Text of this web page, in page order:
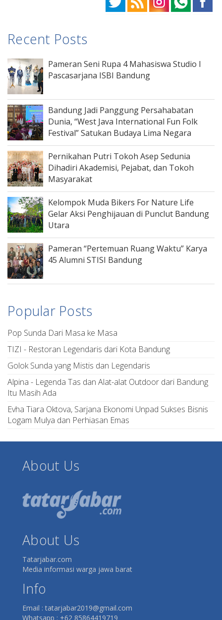
Recent Posts
Pameran Seni Rupa 4 Mahasiswa Studio I
Pascasarjana ISBI Bandung
Bandung Jadi Panggung Persahabatan
Dunia, “West Java International Fun Folk
Festival” Satukan Budaya Lima Negara
Pernikahan Putri Tokoh Asep Sedunia
Dihadiri Akademisi, Pejabat, dan Tokoh
Masyarakat
Kelompok Muda Bikers For Nature Life
Gelar Aksi Penghijauan di Punclut Bandung
Utara
Pameran “Pertemuan Ruang Waktu” Karya
45 Alumni STISI Bandung
Popular Posts
Pop Sunda Dari Masa ke Masa
TIZI - Restoran Legendaris dari Kota Bandung
Golok Sunda yang Mistis dan Legendaris
Alpina - Legenda Tas dan Alat-alat Outdoor dari Bandung
Itu Masih Ada
Evha Tiara Oktova, Sarjana Ekonomi Unpad Sukses Bisnis
Logam Mulya dan Perhiasan Emas
About Us
About Us
Tatarjabar.com
Media informasi warga jawa barat
Info
Email : tatarjabar2019@gmail.com
Whatsapp : +62 85864419719